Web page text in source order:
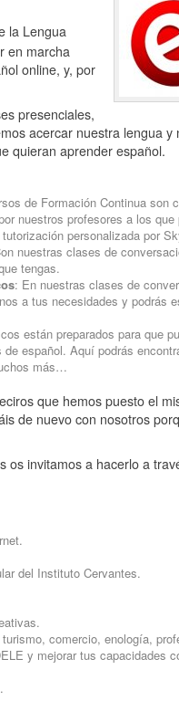
la Lengua
en marcha
online, y, por
presenciales,
acercar nuestra lengua
quieran aprender español.
de Formación Continua son
nuestros profesores a los
personalizada por
nuestras clases de
tengas.
: En nuestras clases de
a tus necesidades y podrás
están preparados para que
español. Aquí podrás
más…
que hemos puesto el
de nuevo con nosotros
os invitamos a hacerlo a
del Instituto Cervantes.
comercio, enología,
y mejorar tus capacidades